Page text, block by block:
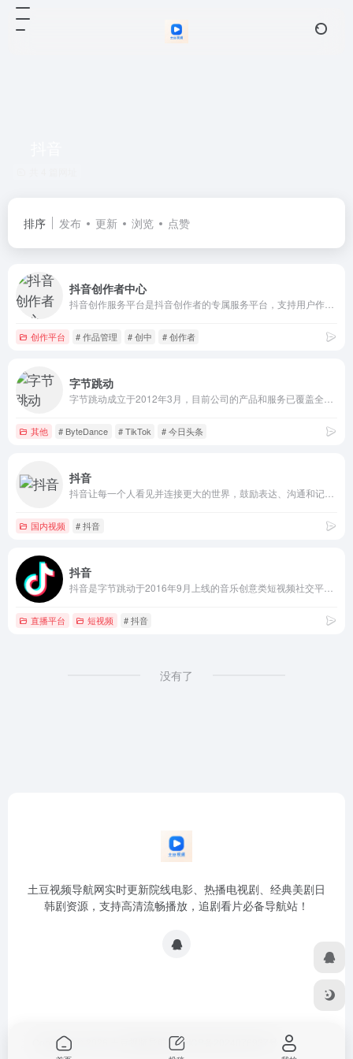
排序 发布 更新 浏览 点赞
抖音创作者中心
创作平台 # 作品管理 # 创中 # 创作者
字节跳动
其他 # ByteDance # TikTok # 今日头条
抖音
国内视频 # 抖音
抖音
直播平台 短视频 # 抖音
没有了
土豆视频导航网实时更新院线电影、热播电视剧、经典美剧日
韩剧资源，支持高清流畅播放，追剧看片必备导航站！
Copyright © 2026 土豆视频导航网浙ICP备2024076937号